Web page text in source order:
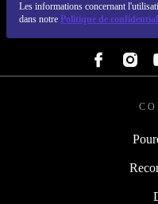
Les informations concernant
dans notre Politique de